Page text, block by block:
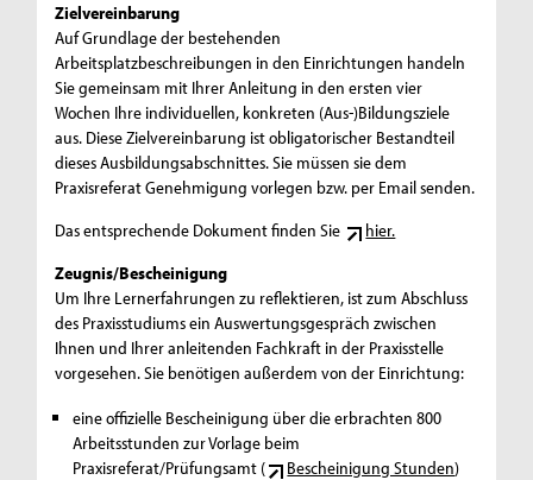
Zielvereinbarung
Auf Grundlage der bestehenden
Arbeitsplatzbeschreibungen in den Einrichtungen handeln
Sie gemeinsam mit Ihrer Anleitung in den ersten vier
Wochen Ihre individuellen, konkreten (Aus-)Bildungsziele
aus. Diese Zielvereinbarung ist obligatorischer Bestandteil
dieses Ausbildungsabschnittes. Sie müssen sie dem
Praxisreferat Genehmigung vorlegen bzw. per Email senden.
Das entsprechende Dokument finden Sie
hier.
Zeugnis/Bescheinigung
Um Ihre Lernerfahrungen zu reflektieren, ist zum Abschluss
des Praxisstudiums ein Auswertungsgespräch zwischen
Ihnen und Ihrer anleitenden Fachkraft in der Praxisstelle
vorgesehen. Sie benötigen außerdem von der Einrichtung:
eine offizielle Bescheinigung über die erbrachten 800
Arbeitsstunden zur Vorlage beim
Praxisreferat/Prüfungsamt (
Bescheinigung Stunden)